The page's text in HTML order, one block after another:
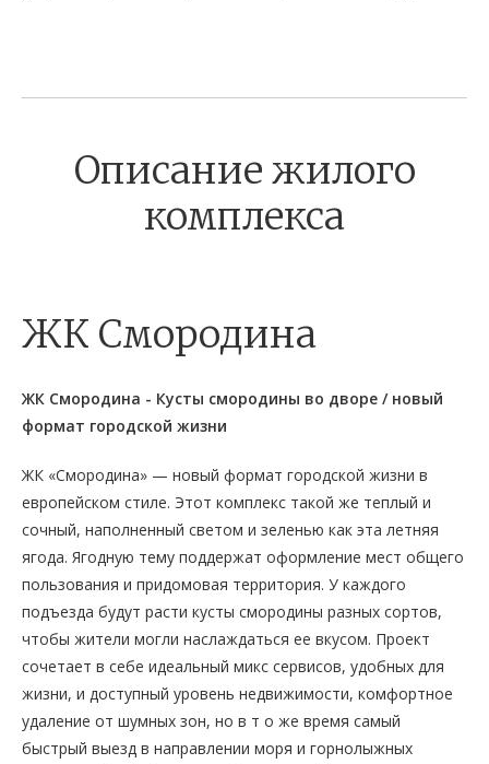
Описание жилого
комплекса
ЖК Смородина
ЖК Смородина - Кусты смородины во дворе / новый
формат городской жизни
ЖК «Смородина» — новый формат городской жизни в
европейском стиле. Этот комплекс такой же теплый и
сочный, наполненный светом и зеленью как эта летняя
ягода. Ягодную тему поддержат оформление мест общего
пользования и придомовая территория. У каждого
подъезда будут расти кусты смородины разных сортов,
чтобы жители могли наслаждаться ее вкусом. Проект
сочетает в себе идеальный микс сервисов, удобных для
жизни, и доступный уровень недвижимости, комфортное
удаление от шумных зон, но в т о же время самый
быстрый выезд в направлении моря и горнолыжных